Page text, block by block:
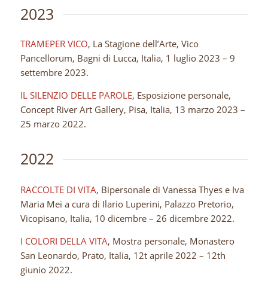
2023
TRAMEPER VICO, La Stagione dell’Arte, Vico
Pancellorum, Bagni di Lucca, Italia, 1 luglio 2023 – 9
settembre 2023.
IL SILENZIO DELLE PAROLE, Esposizione personale,
Concept River Art Gallery, Pisa, Italia, 13 marzo 2023 –
25 marzo 2022.
2022
RACCOLTE DI VITA, Bipersonale di Vanessa Thyes e Iva
Maria Mei a cura di Ilario Luperini, Palazzo Pretorio,
Vicopisano, Italia, 10 dicembre – 26 dicembre 2022.
I COLORI DELLA VITA, Mostra personale, Monastero
San Leonardo, Prato, Italia, 12t aprile 2022 – 12th
giunio 2022.